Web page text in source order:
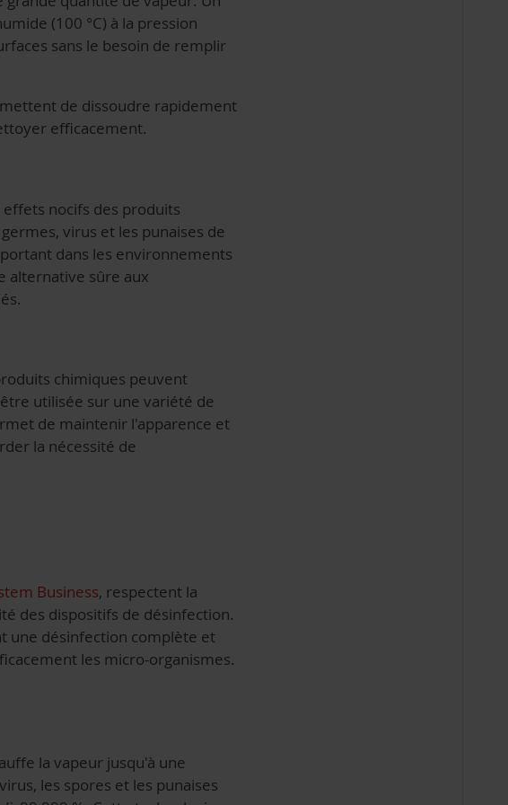
(100 °C) à la pression
sans le besoin de remplir
de dissoudre rapidement
efficacement.
nocifs des produits
virus et les punaises de
dans les environnements
alternative sûre aux
chimiques peuvent
utilisée sur une variété de
de maintenir l'apparence et
la nécessité de
Business, respectent la
des dispositifs de désinfection.
une désinfection complète et
les micro-organismes.
la vapeur jusqu'à une
les spores et les punaises